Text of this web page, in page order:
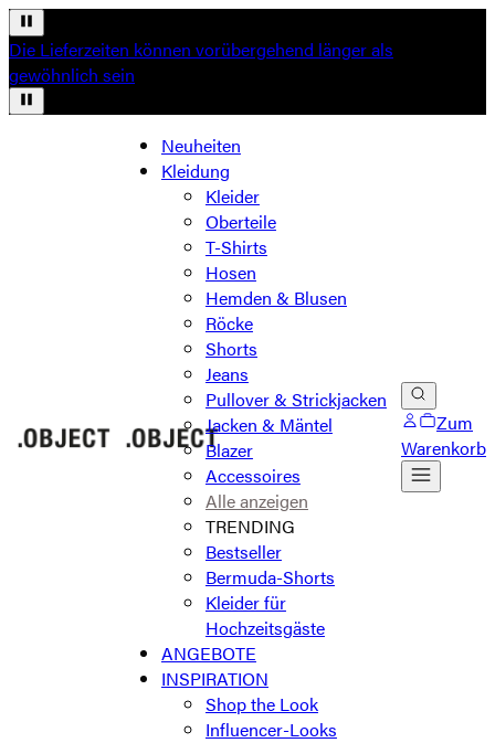
Die Lieferzeiten können vorübergehend länger als
gewöhnlich sein
Neuheiten
Kleidung
Kleider
Oberteile
T-Shirts
Hosen
Hemden & Blusen
Röcke
Shorts
Jeans
Pullover & Strickjacken
Jacken & Mäntel
Blazer
Accessoires
Alle anzeigen
TRENDING
Bestseller
Bermuda-Shorts
Kleider für
Hochzeitsgäste
ANGEBOTE
INSPIRATION
Shop the Look
Influencer-Looks
Zum
Warenkorb